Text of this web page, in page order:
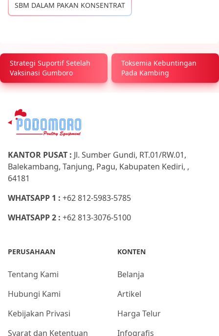
SBM DALAM PAKAN KONSENTRAT
Strategi Suportif Setelah
Vaksinasi Gumboro
Toksemia Kebuntingan
Pada Kambing
KANTOR PUSAT : Jl. Sumber Gundi, RT.01/RW.01,
Balekambang, Tanjung, Pagu, Kabupaten Kediri, ,
64181
WHATSAPP 1 : +62 812-5983-5785
WHATSAPP 2 : +62 813-3076-5100
PERUSAHAAN
Tentang Kami
Hubungi Kami
Kebijakan Privasi
Syarat dan Ketentuan
KONTEN
Belanja
Artikel
Harga Telur
Infografis